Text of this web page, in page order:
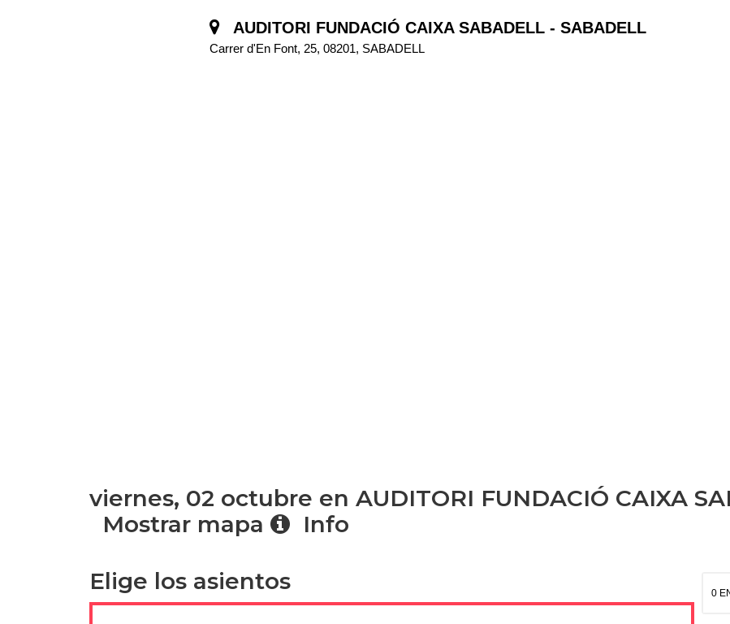
AUDITORI FUNDACIÓ CAIXA SABADELL - SABADELL
Carrer d'En Font, 25, 08201, SABADELL
viernes, 02 octubre en AUDITORI FUNDACIÓ CAIXA
Mostrar mapa
Info
Elige los asientos 0